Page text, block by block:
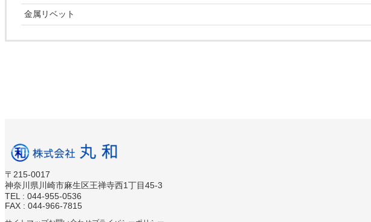
金属リベット
〒215-0017
神奈川県川崎市麻生区王禅寺西1丁目45-3
TEL : 044-955-0536
FAX : 044-966-7815